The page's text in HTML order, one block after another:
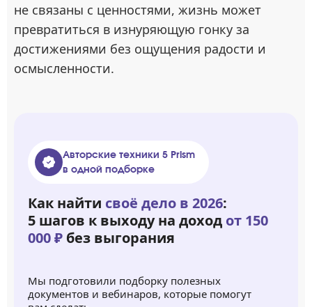
не связаны с ценностями, жизнь может
превратиться в изнуряющую гонку за
достижениями без ощущения радости и
осмысленности.
Авторские техники 5 Prism
в одной подборке
Как найти своё дело в 2026:
5 шагов к выходу на доход от 150
000 ₽ без выгорания
Мы подготовили подборку полезных
документов и вебинаров, которые помогут